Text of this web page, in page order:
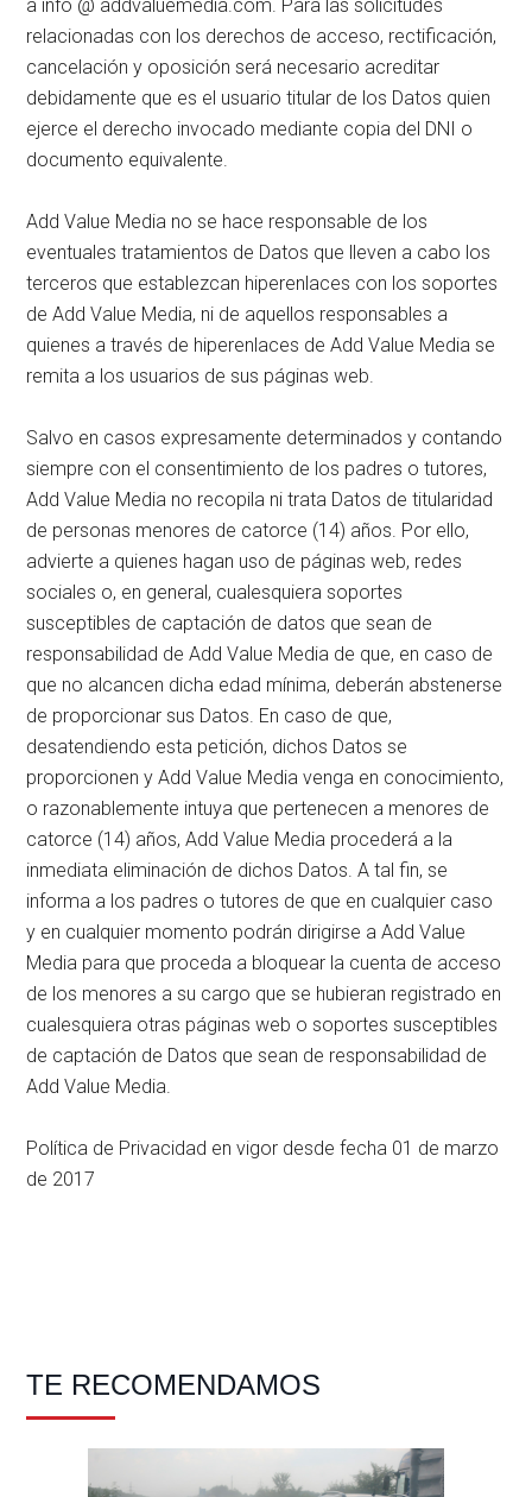
a info @ addvaluemedia.com. Para las solicitudes
relacionadas con los derechos de acceso, rectificación,
cancelación y oposición será necesario acreditar
debidamente que es el usuario titular de los Datos quien
ejerce el derecho invocado mediante copia del DNI o
documento equivalente.
Add Value Media no se hace responsable de los
eventuales tratamientos de Datos que lleven a cabo los
terceros que establezcan hiperenlaces con los soportes
de Add Value Media, ni de aquellos responsables a
quienes a través de hiperenlaces de Add Value Media se
remita a los usuarios de sus páginas web.
Salvo en casos expresamente determinados y contando
siempre con el consentimiento de los padres o tutores,
Add Value Media no recopila ni trata Datos de titularidad
de personas menores de catorce (14) años. Por ello,
advierte a quienes hagan uso de páginas web, redes
sociales o, en general, cualesquiera soportes
susceptibles de captación de datos que sean de
responsabilidad de Add Value Media de que, en caso de
que no alcancen dicha edad mínima, deberán abstenerse
de proporcionar sus Datos. En caso de que,
desatendiendo esta petición, dichos Datos se
proporcionen y Add Value Media venga en conocimiento,
o razonablemente intuya que pertenecen a menores de
catorce (14) años, Add Value Media procederá a la
inmediata eliminación de dichos Datos. A tal fin, se
informa a los padres o tutores de que en cualquier caso
y en cualquier momento podrán dirigirse a Add Value
Media para que proceda a bloquear la cuenta de acceso
de los menores a su cargo que se hubieran registrado en
cualesquiera otras páginas web o soportes susceptibles
de captación de Datos que sean de responsabilidad de
Add Value Media.
Política de Privacidad en vigor desde fecha 01 de marzo
de 2017
Barra
lateral
principal
TE RECOMENDAMOS